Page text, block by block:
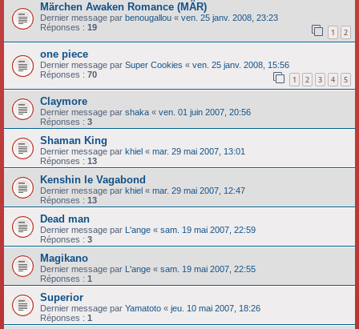
Märchen Awaken Romance (MÄR)
Dernier message par benougallou « ven. 25 janv. 2008, 23:23
Réponses : 19 1 2
one piece
Dernier message par Super Cookies « ven. 25 janv. 2008, 15:56
Réponses : 70 1 2 3 4 5
Claymore
Dernier message par shaka « ven. 01 juin 2007, 20:56
Réponses : 3
Shaman King
Dernier message par khiel « mar. 29 mai 2007, 13:01
Réponses : 13
Kenshin le Vagabond
Dernier message par khiel « mar. 29 mai 2007, 12:47
Réponses : 13
Dead man
Dernier message par L'ange « sam. 19 mai 2007, 22:59
Réponses : 3
Magikano
Dernier message par L'ange « sam. 19 mai 2007, 22:55
Réponses : 1
Superior
Dernier message par Yamatoto « jeu. 10 mai 2007, 18:26
Réponses : 1